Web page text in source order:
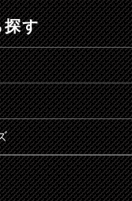
探す